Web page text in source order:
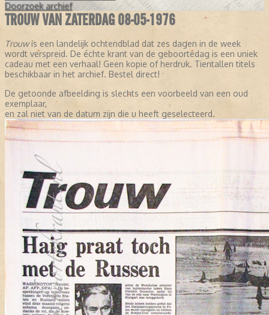
Doorzoek archief
TROUW VAN ZATERDAG 08-05-1976
Trouwis een landelijk ochtendblad dat zes dagen in de week
wordt verspreid. De échte krant van de geboortedag is een uniek
cadeau met een verhaal! Geen kopie of herdruk. Tientallen titels
beschikbaar in het archief. Bestel direct!
De getoonde afbeelding is slechts een voorbeeld van een oud
exemplaar,
en zal niet van de datum zijn die u heeft geselecteerd.